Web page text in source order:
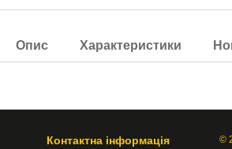
Опис Характеристики
Контактна інформація ©